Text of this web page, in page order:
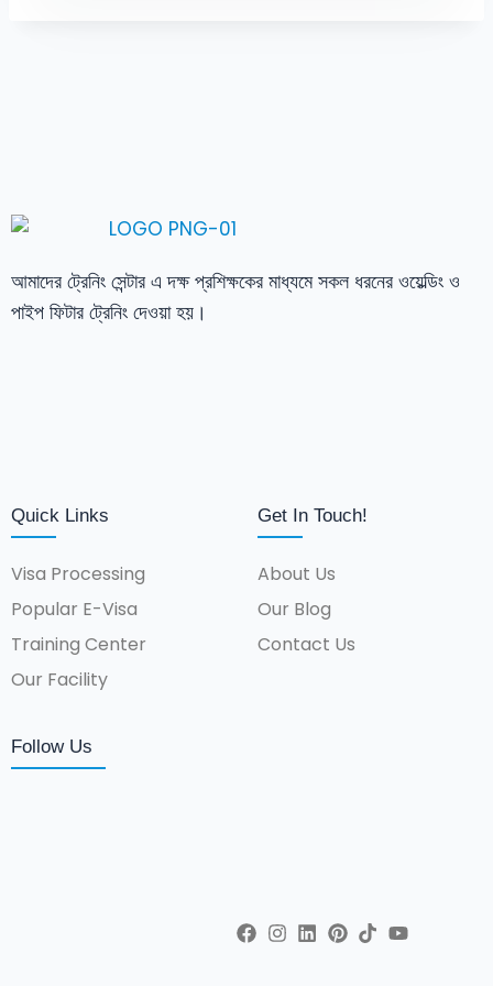
আমাদের ট্রেনিং সেন্টার এ দক্ষ প্রশিক্ষকের মাধ্যমে সকল ধরনের ওয়েল্ডিং ও
পাইপ ফিটার ট্রেনিং দেওয়া হয়।
Quick Links
Visa Processing
Popular E-Visa
Training Center
Our Facility
Get In Touch!
About Us
Our Blog
Contact Us
Follow Us